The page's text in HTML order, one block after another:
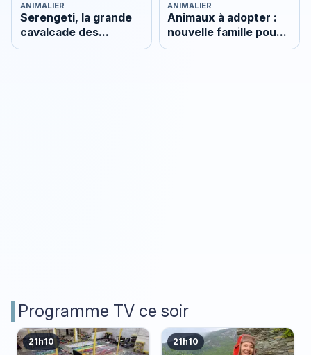
ANIMALIER
Serengeti, la grande
cavalcade des
animaux
ANIMALIER
Animaux à adopter :
nouvelle famille pour
une nouvelle vie
Programme TV ce soir
21h10 21h10